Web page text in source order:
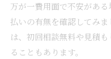
万が一費用面で不安があ
払いの有無を確認してみ
は、初回相談無料や見積
ることもあります。